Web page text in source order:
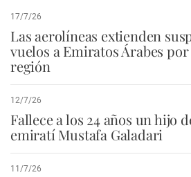
17/7/26
Las aerolíneas extienden
vuelos a Emiratos Árabes
región
12/7/26
Fallece a los 24 años un hijo
emiratí Mustafa Galadari
11/7/26